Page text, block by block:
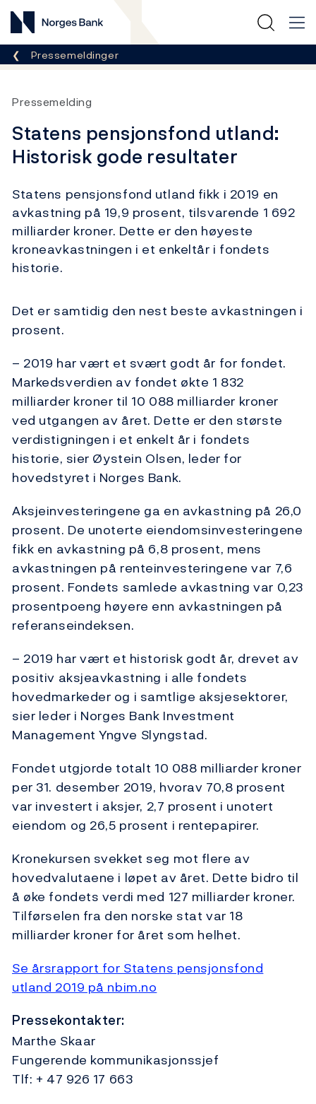
Norges Bank
Her er du nå:
Pressemeldinger
Pressemelding
Statens pensjonsfond utland:
Historisk gode resultater
Statens pensjonsfond utland fikk i 2019 en
avkastning på 19,9 prosent, tilsvarende 1 692
milliarder kroner. Dette er den høyeste
kroneavkastningen i et enkeltår i fondets
historie.
Det er samtidig den nest beste avkastningen i
prosent.
– 2019 har vært et svært godt år for fondet.
Markedsverdien av fondet økte 1 832
milliarder kroner til 10 088 milliarder kroner
ved utgangen av året. Dette er den største
verdistigningen i et enkelt år i fondets
historie, sier Øystein Olsen, leder for
hovedstyret i Norges Bank.
Aksjeinvesteringene ga en avkastning på 26,0
prosent. De unoterte eiendomsinvesteringene
fikk en avkastning på 6,8 prosent, mens
avkastningen på renteinvesteringene var 7,6
prosent. Fondets samlede avkastning var 0,23
prosentpoeng høyere enn avkastningen på
referanseindeksen.
– 2019 har vært et historisk godt år, drevet av
positiv aksjeavkastning i alle fondets
hovedmarkeder og i samtlige aksjesektorer,
sier leder i Norges Bank Investment
Management Yngve Slyngstad.
Fondet utgjorde totalt 10 088 milliarder kroner
per 31. desember 2019, hvorav 70,8 prosent
var investert i aksjer, 2,7 prosent i unotert
eiendom og 26,5 prosent i rentepapirer.
Kronekursen svekket seg mot flere av
hovedvalutaene i løpet av året. Dette bidro til
å øke fondets verdi med 127 milliarder kroner.
Tilførselen fra den norske stat var 18
milliarder kroner for året som helhet.
Se årsrapport for Statens pensjonsfond
utland 2019 på nbim.no
Pressekontakter:
Marthe Skaar
Fungerende kommunikasjonssjef
Tlf: + 47 926 17 663